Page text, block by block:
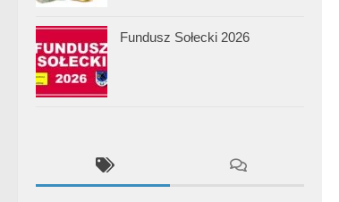
Fundusz Sołecki 2026